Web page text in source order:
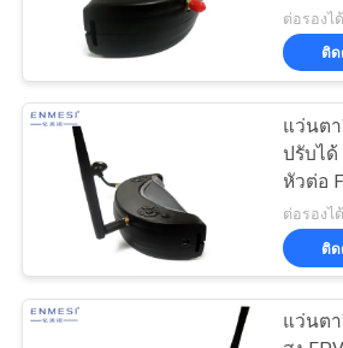
แว่นตา FPV
กล้อง
ต่อรองไ
ติ
แว่นต
ปรับได้
หัวต่อ
Kit
ต่อรองไ
ติ
แว่นตา